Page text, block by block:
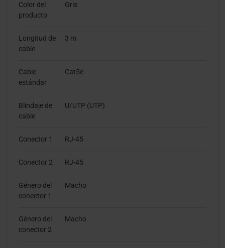
Color del
producto
Gris
Longitud de
cable
3 m
Cable
estándar
Cat5e
Blindaje de
cable
U/UTP (UTP)
Conector 1 RJ-45
Conector 2 RJ-45
Género del
conector 1
Macho
Género del
conector 2
Macho